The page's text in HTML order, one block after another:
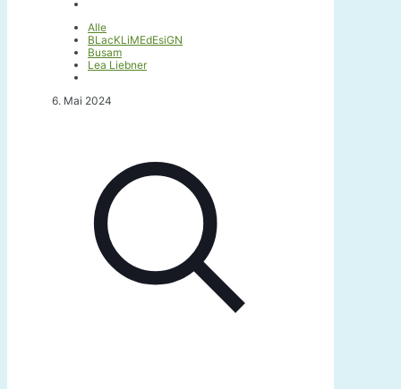
Alle
BLacKLiMEdEsiGN
Busam
Lea Liebner
6. Mai 2024